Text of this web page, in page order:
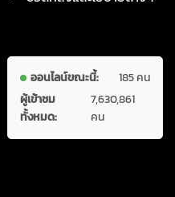
ออนไลน์ขณะนี้:
185 คน
ผู้เข้าชม
ทั้งหมด:
7,630,861
คน